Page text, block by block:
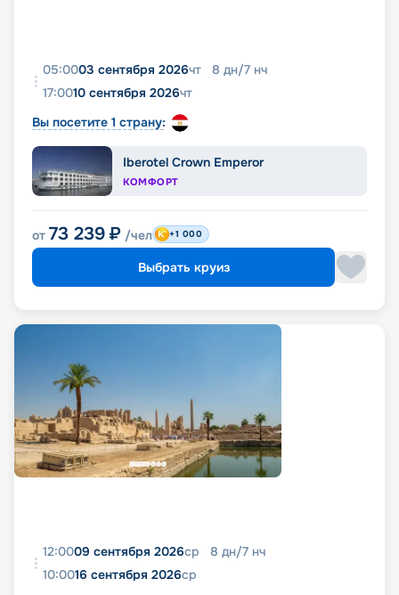
05:0003 сентября 2026чт 8 дн/7 нч
17:0010 сентября 2026чт
Вы посетите 1 страну:
Iberotel Crown Emperor
КОМФОРТ
от 73 239 ₽ /чел +1 000
Выбрать круиз
12:0009 сентября 2026ср 8 дн/7 нч
10:0016 сентября 2026ср